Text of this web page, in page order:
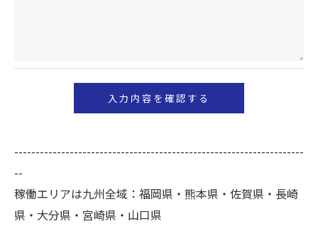
当社では、お客様の個人情報の開示･訂正･削除・利
個人情報の開示･訂正･削除・利用停止の具体的手続
きにつきましては、お電話でお問合せ下さい。
--------------------------------------------------------------------
--
稼働エリアは九州全域：福岡県・熊本県・佐賀県・長崎
県・大分県・宮崎県・山口県